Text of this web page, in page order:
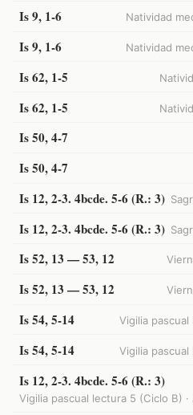
Is 9, 1-6 Natividad
Is 9, 1-6 Natividad
Is 62, 1-5
Is 62, 1-5
Is 50, 4-7
Is 50, 4-7
Is 12, 2-3. 4bcde. 5-6 (R.: 3)
Is 12, 2-3. 4bcde. 5-6 (R.: 3)
Is 52, 13 — 53, 12
Is 52, 13 — 53, 12
Is 54, 5-14 Vigilia pascual
Is 54, 5-14 Vigilia pascual
Is 12, 2-3. 4bcde. 5-6 (R.: 3)
Vigilia pascual lectura 5 (Ciclo B) ·